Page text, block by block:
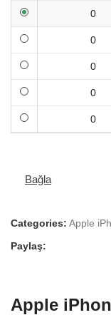
Bağla
Categories: Apple
Paylaş:
Apple